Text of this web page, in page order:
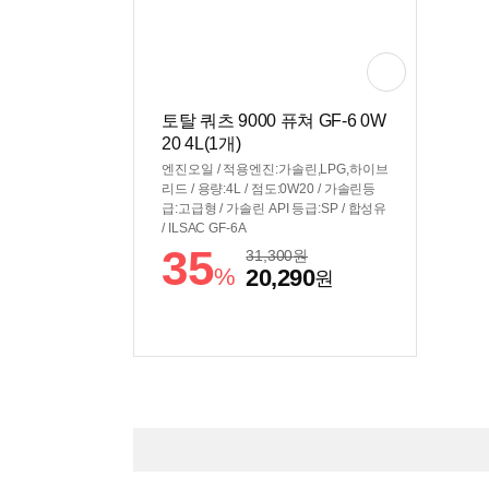
토탈 쿼츠 9000 퓨쳐 GF-6 0W
20 4L(1개)
엔진오일 / 적용엔진:가솔린,LPG,하이브
리드 / 용량:4L / 점도:0W20 / 가솔린등
급:고급형 / 가솔린 API 등급:SP / 합성유
/ ILSAC GF-6A
35%
31,300원
20,290원